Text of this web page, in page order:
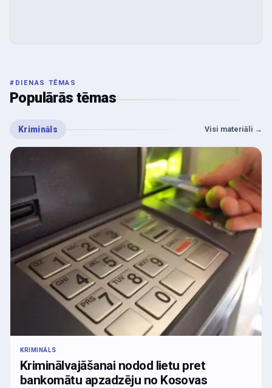
# DIENAS TĒMAS
Populārās tēmas
Krimināls Visi materiāli →
KRIMINĀLS
Kriminālvajāšanai nodod lietu pret
bankomātu apzadzēju no Kosovas